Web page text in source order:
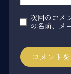
次回のコメ
の名前、メ